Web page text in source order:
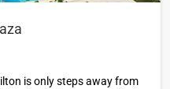
is only steps away from